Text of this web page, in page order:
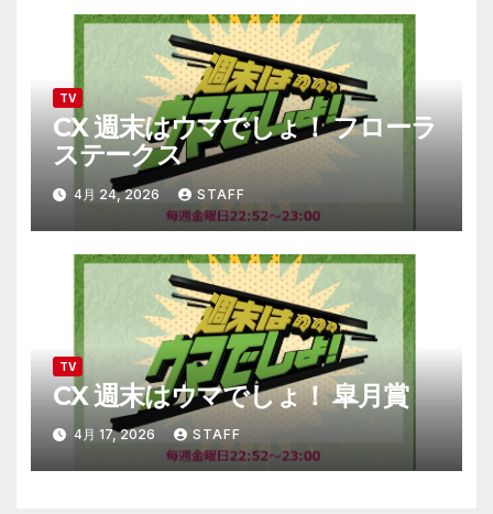
TV
CX 週末はウマでしょ！ フローラ
ステークス
4月 24, 2026 STAFF
TV
CX 週末はウマでしょ！ 皐月賞
4月 17, 2026 STAFF